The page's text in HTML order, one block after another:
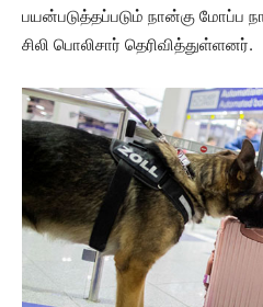
பயன்படுத்தப்படும் நான்கு மோப்ப
சிலி பொலிசார் தெரிவித்துள்ளனர்.